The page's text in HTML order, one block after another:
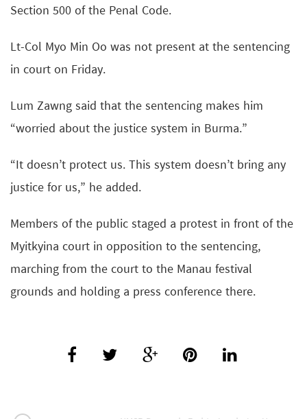
Section 500 of the Penal Code.
Lt-Col Myo Min Oo was not present at the sentencing
in court on Friday.
Lum Zawng said that the sentencing makes him
“worried about the justice system in Burma.”
“It doesn’t protect us. This system doesn’t bring any
justice for us,” he added.
Members of the public staged a protest in front of the
Myitkyina court in opposition to the sentencing,
marching from the court to the Manau festival
grounds and holding a press conference there.